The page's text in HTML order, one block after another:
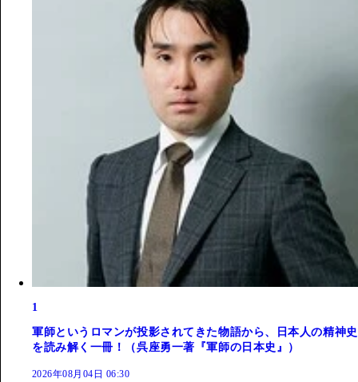
1
軍師というロマンが投影されてきた物語から、日本人の精神史
を読み解く一冊！（呉座勇一著『軍師の日本史』）
2026年08月04日 06:30